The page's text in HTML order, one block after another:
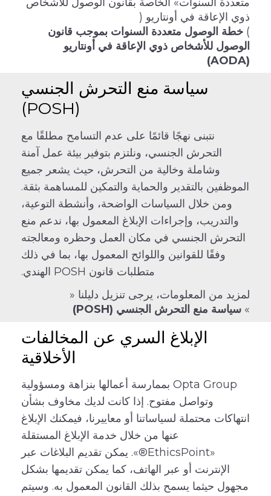
ذوي الإعاقة في أونتاريو (
) خطة الوصول متعددة السنوات بموجب قانون
الوصول للأشخاص ذوي الإعاقة في أونتاريو
(AODA)
سياسة منع التحرش الجنسي
(POSH)
نتبنى نهجًا قائمًا على عدم التسامح مطلقًا مع
التحرش الجنسي، ونلتزم بتوفير بيئة عمل آمنة
وشاملة وخالية من التحرش، حيث يشعر جميع
الموظفين بالتقدير والحماية والتمكين للمساهمة بثقة.
ومن خلال السياسات الواضحة، وأنشطة التوعية،
والتدريب، وإجراءات الإبلاغ المعمول بها، ندعم منع
التحرش الجنسي في مكان العمل وحظره ومعالجته
وفقًا للقوانين واللوائح المعمول بها، بما في ذلك
متطلبات قانون POSH الهندي.
لمزيد من المعلومات، يرجى تنزيل دليلنا «
» سياسة منع التحرش الجنسي (POSH)
الإبلاغ السري عن المخالفات
الأخلاقية
Opta Group بممارسة أعمالها بنزاهة ومسؤولية
وتواصل مفتوح. إذا كانت لديك مخاوف بشأن
انتهاكات محتملة لسياساتنا أو معاييرنا، فيمكنك الإبلاغ
عنها من خلال خدمة الإبلاغ المستقلة
«EthicsPoint®». يمكن تقديم البلاغات عبر
الإنترنت أو عبر الهاتف، كما يمكن تقديمها بشكل
مجهول حيثما يسمح بذلك القانون المعمول به. وسيتم